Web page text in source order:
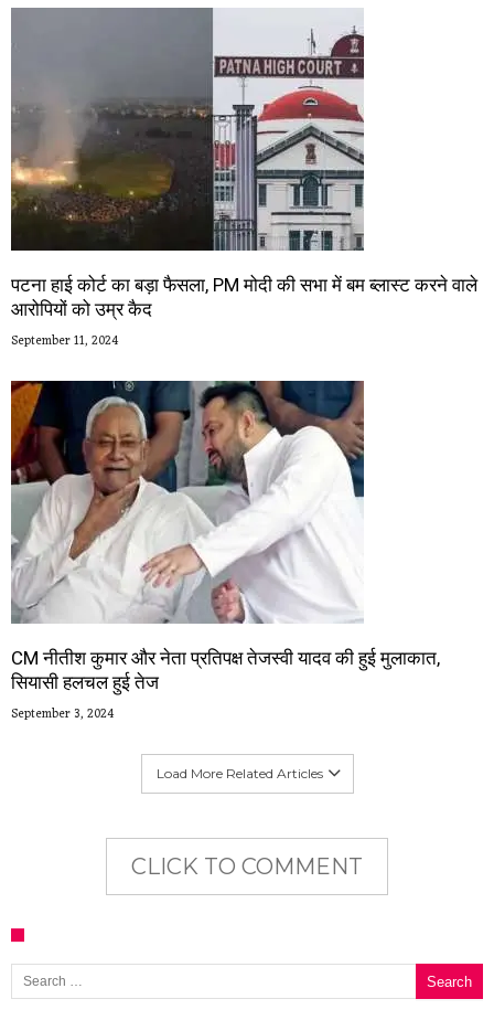
पटना हाई कोर्ट का बड़ा फैसला, PM मोदी की सभा में बम ब्लास्ट करने वाले
आरोपियों को उम्र कैद
September 11, 2024
CM नीतीश कुमार और नेता प्रतिपक्ष तेजस्वी यादव की हुई मुलाकात,
सियासी हलचल हुई तेज
September 3, 2024
Load More Related Articles
CLICK TO COMMENT
Search for: